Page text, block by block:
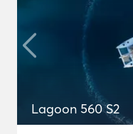
Lagoon 560 S2